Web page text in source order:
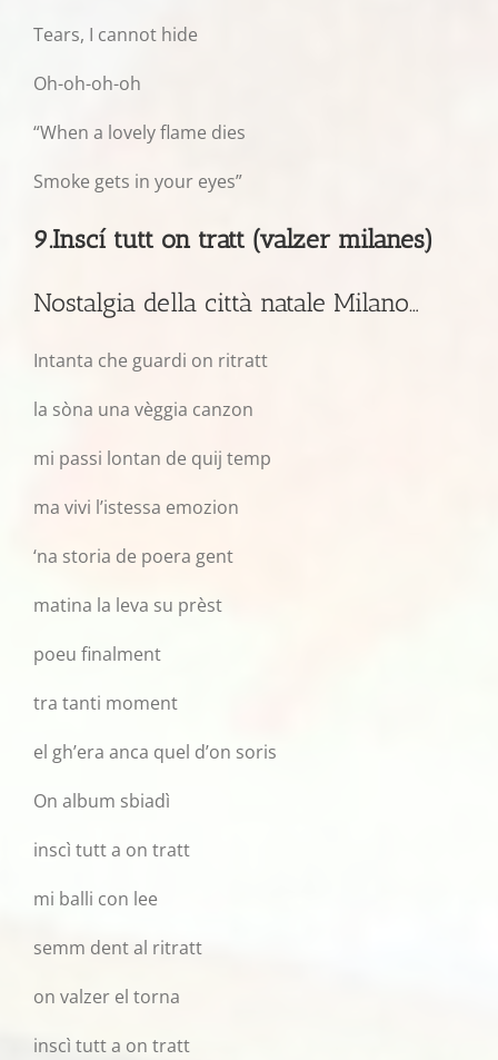
Tears, I cannot hide
Oh-oh-oh-oh
“When a lovely flame dies
Smoke gets in your eyes”
9.Inscí tutt on tratt (valzer milanes)
Nostalgia della città natale Milano…
Intanta che guardi on ritratt
la sòna una vèggia canzon
mi passi lontan de quij temp
ma vivi l’istessa emozion
‘na storia de poera gent
matina la leva su prèst
poeu finalment
tra tanti moment
el gh’era anca quel d’on soris
On album sbiadì
inscì tutt a on tratt
mi balli con lee
semm dent al ritratt
on valzer el torna
inscì tutt a on tratt